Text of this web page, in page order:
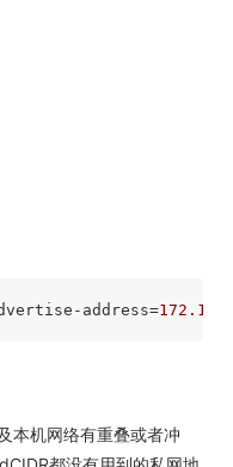
address=
本机网络有重叠或者冲